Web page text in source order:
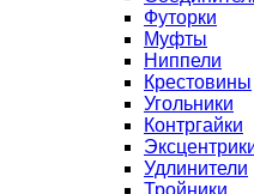
Футорки
Муфты
Ниппели
Крестовины
Угольники
Контргайки
Удлинители